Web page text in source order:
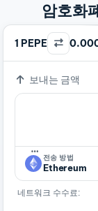
암호화
1 PEPE
보내는 금액
…
전송 방법
Ethereum
네트워크 수수료: